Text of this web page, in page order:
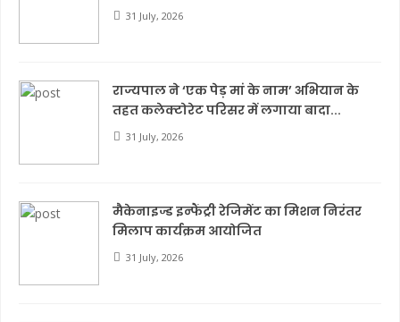
31 July, 2026
राज्यपाल ने ‘एक पेड़ मां के नाम’ अभियान के
तहत कलेक्टोरेट परिसर में लगाया बादा...
31 July, 2026
मैकेनाइज्ड इन्फैंट्री रेजिमेंट का मिशन निरंतर
मिलाप कार्यक्रम आयोजित
31 July, 2026